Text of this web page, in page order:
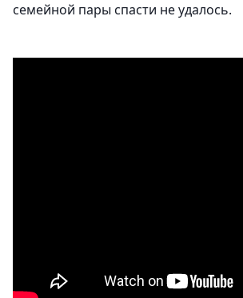
семейной пары спасти не удалось.